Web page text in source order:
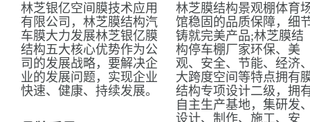
林芝银亿空间膜技术应用
有限公司，林芝膜结构汽
车膜大力发展林芝银亿膜
结构五大核心优势作为公
司的发展战略，要解决企
业的发展问题，实现企业
快速、健康、持续发展。
林芝膜结构景观棚体育
馆稳固的品质保障，细
铸就完美产品;林芝膜结
构停车棚厂家环保、美
观、安全、节能、经济
大跨度空间等特点拥有
结构专项设计二级，拥
自主生产基地，集研发
设计、制作、施工、安